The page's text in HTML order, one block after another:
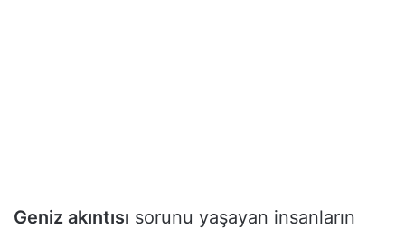
Geniz akıntısı sorunu yaşayan insanların